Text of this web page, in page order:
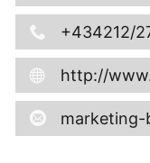
+434212/
http://
marketing-